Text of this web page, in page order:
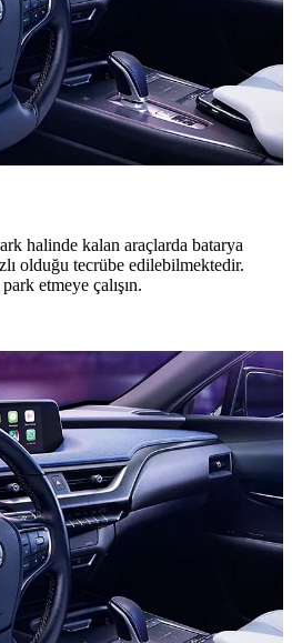
halinde kalan araçlarda batarya
olduğu tecrübe edilebilmektedir.
etmeye çalışın.